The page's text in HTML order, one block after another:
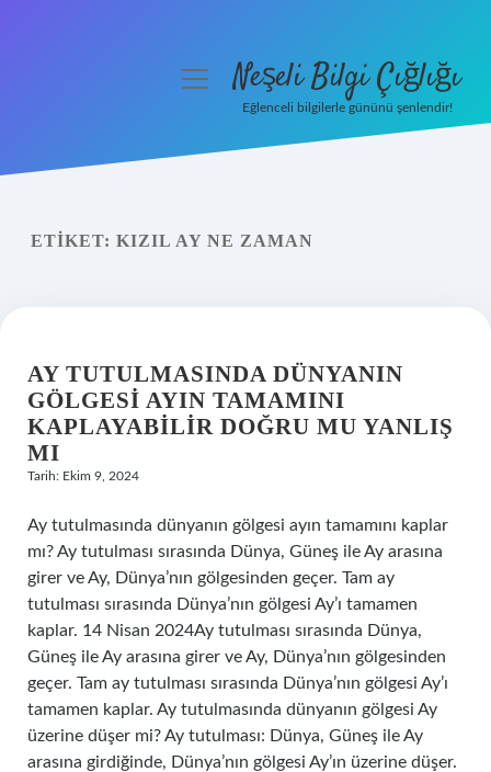
Yasal Uyarı
menüyüNeşeli Bilgi Çığlığı
Eğlenceli bilgilerle gününü şenlendir!
ETIKET: KIZIL AY NE ZAMAN
AY TUTULMASINDA DÜNYANIN
GÖLGESI AYIN TAMAMINI
KAPLAYABILIR DOĞRU MU YANLIŞ
MI
Tarih: Ekim 9, 2024
Ay tutulmasında dünyanın gölgesi ayın tamamını kaplar
mı? Ay tutulması sırasında Dünya, Güneş ile Ay arasına
girer ve Ay, Dünya’nın gölgesinden geçer. Tam ay
tutulması sırasında Dünya’nın gölgesi Ay’ı tamamen
kaplar. 14 Nisan 2024Ay tutulması sırasında Dünya,
Güneş ile Ay arasına girer ve Ay, Dünya’nın gölgesinden
geçer. Tam ay tutulması sırasında Dünya’nın gölgesi Ay’ı
tamamen kaplar. Ay tutulmasında dünyanın gölgesi Ay
üzerine düşer mi? Ay tutulması: Dünya, Güneş ile Ay
arasına girdiğinde, Dünya’nın gölgesi Ay’ın üzerine düşer.